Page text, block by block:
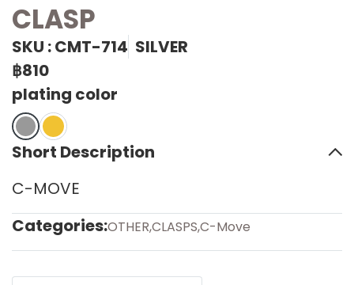
CLASP
SKU : CMT-714 SILVER
฿810
plating color
Short Description
C-MOVE
Categories:OTHER,CLASPS,C-Move